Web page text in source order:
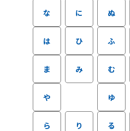
な に ぬ
は ひ ふ
ま み む
や ゆ
ら り る